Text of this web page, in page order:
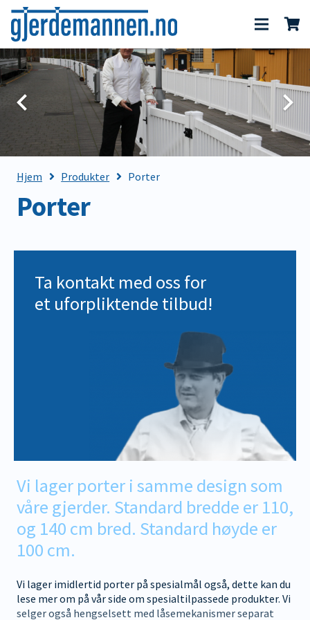
Hjem Produkter Porter
Porter
Ta kontakt med oss for
et uforpliktende tilbud!
Vi lager porter i samme design som
våre gjerder. Standard bredde er 110,
og 140 cm bred. Standard høyde er
100 cm.
Vi lager imidlertid porter på spesialmål også, dette kan du
lese mer om på vår side om spesialtilpassede produkter. Vi
selger også hengselsett med låsemekanismer separat